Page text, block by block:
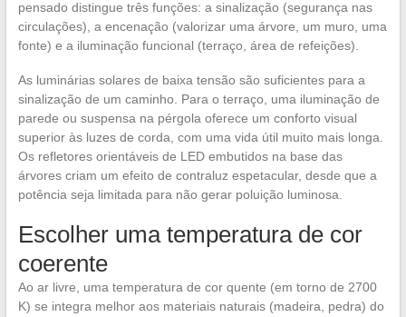
pensado distingue três funções: a sinalização (segurança nas
circulações), a encenação (valorizar uma árvore, um muro, uma
fonte) e a iluminação funcional (terraço, área de refeições).
As luminárias solares de baixa tensão são suficientes para a
sinalização de um caminho. Para o terraço, uma iluminação de
parede ou suspensa na pérgola oferece um conforto visual
superior às luzes de corda, com uma vida útil muito mais longa.
Os refletores orientáveis de LED embutidos na base das
árvores criam um efeito de contraluz espetacular, desde que a
potência seja limitada para não gerar poluição luminosa.
Escolher uma temperatura de cor
coerente
Ao ar livre, uma temperatura de cor quente (em torno de 2700
K) se integra melhor aos materiais naturais (madeira, pedra) do